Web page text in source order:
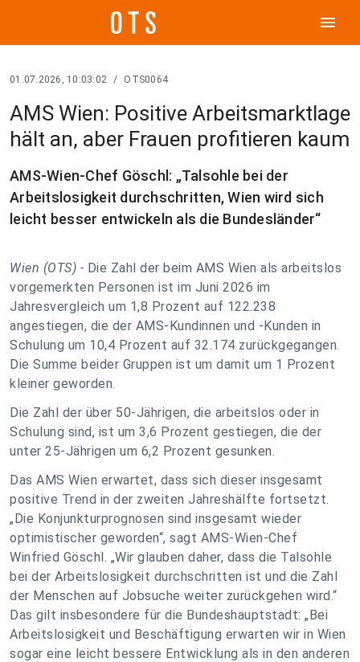
menu
01.07.2026, 10:03:02 / OTS0064
AMS Wien: Positive Arbeitsmarktlage
hält an, aber Frauen profitieren kaum
AMS-Wien-Chef Göschl: „Talsohle bei der
Arbeitslosigkeit durchschritten, Wien wird sich
leicht besser entwickeln als die Bundesländer“
Wien (OTS) - Die Zahl der beim AMS Wien als arbeitslos
vorgemerkten Personen ist im Juni 2026 im
Jahresvergleich um 1,8 Prozent auf 122.238
angestiegen, die der AMS-Kundinnen und -Kunden in
Schulung um 10,4 Prozent auf 32.174 zurückgegangen.
Die Summe beider Gruppen ist um damit um 1 Prozent
kleiner geworden.
Die Zahl der über 50-Jährigen, die arbeitslos oder in
Schulung sind, ist um 3,6 Prozent gestiegen, die der
unter 25-Jährigen um 6,2 Prozent gesunken.
Das AMS Wien erwartet, dass sich dieser insgesamt
positive Trend in der zweiten Jahreshälfte fortsetzt.
„Die Konjunkturprognosen sind insgesamt wieder
optimistischer geworden“, sagt AMS-Wien-Chef
Winfried Göschl. „Wir glauben daher, dass die Talsohle
bei der Arbeitslosigkeit durchschritten ist und die Zahl
der Menschen auf Jobsuche weiter zurückgehen wird.“
Das gilt insbesondere für die Bundeshauptstadt: „Bei
Arbeitslosigkeit und Beschäftigung erwarten wir in Wien
sogar eine leicht bessere Entwicklung als in den anderen